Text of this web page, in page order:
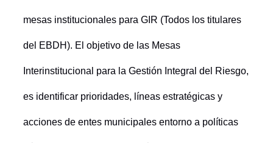
mesas institucionales para GIR (Todos los titulares
del EBDH). El objetivo de las Mesas
Interinstitucional para la Gestión Integral del Riesgo,
es identificar prioridades, líneas estratégicas y
acciones de entes municipales entorno a políticas